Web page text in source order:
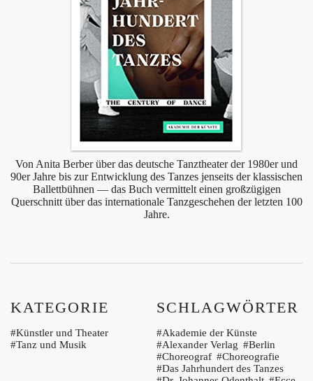
Von Anita Berber über das deutsche Tanztheater der 1980er und
90er Jahre bis zur Entwicklung des Tanzes jenseits der klassischen
Ballettbühnen — das Buch vermittelt einen großzügigen
Querschnitt über das internationale Tanzgeschehen der letzten 100
Jahre.
KATEGORIE
Künstler und Theater
Tanz und Musik
SCHLAGWÖRTER
Akademie der Künste
Alexander Verlag
Berlin
Choreograf
Choreografie
Das Jahrhundert des Tanzes